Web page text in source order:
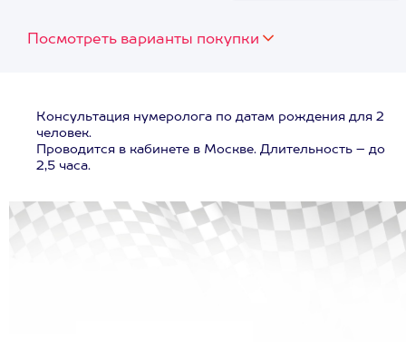
Посмотреть варианты покупки
Консультация нумеролога по датам рождения для 2
человек.
Проводится в кабинете в Москве. Длительность – до
2,5 часа.